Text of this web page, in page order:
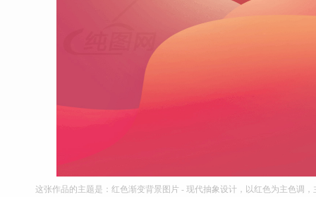
这张作品的主题是：红色渐变背景图片 - 现代抽象设计，以红色为主色调